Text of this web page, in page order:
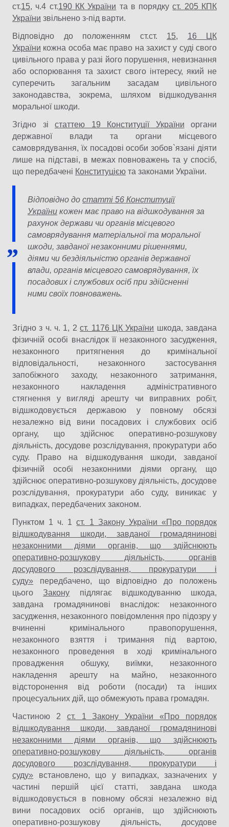
ст.15, ч.4 ст.190 КК України та в порядкуст. 205 КПК
України звільнено з-під варти.
Відповідно до положенням ст.ст. 15, 16 ЦК
України кожна особа має право на захист у суді свого
цивільного права у разі його порушення, невизнання
або оспорювання та захист свого інтересу, який не
суперечить загальним засадам цивільного
законодавства, зокрема, шляхом відшкодування
моральної шкоди.
Згідно зі статтею 19 Конституції України органи
державної влади та органи місцевого
самоврядування, їх посадові особи зобов`язані діяти
лише на підставі, в межах повноважень та у спосіб,
що передбачені Конституцією та законами України.
Відповідно до статті 56 Конституції
України кожен має право на відшкодування за
рахунок держави чи органів місцевого
самоврядування матеріальної та моральної
шкоди, завданої незаконними рішеннями,
діями чи бездіяльністю органів державної
влади, органів місцевого самоврядування, їх
посадових і службових осіб при здійсненні
ними своїх повноважень.
Згідно з ч. ч. 1, 2ст. 1176 ЦК України шкода, завдана
фізичній особі внаслідок її незаконного засудження,
незаконного притягнення до кримінальної
відповідальності, незаконного застосування
запобіжного заходу, незаконного затримання,
незаконного накладення адміністративного
стягнення у вигляді арешту чи виправних робіт,
відшкодовується державою у повному обсязі
незалежно від вини посадових і службових осіб
органу, що здійснює оперативно-розшукову
діяльність, досудове розслідування, прокуратури або
суду. Право на відшкодування шкоди, завданої
фізичній особі незаконними діями органу, що
здійснює оперативно-розшукову діяльність, досудове
розслідування, прокуратури або суду, виникає у
випадках, передбачених законом.
Пунктом 1 ч. 1ст. 1 Закону України «Про порядок
відшкодування шкоди, завданої громадянинові
незаконними діями органів, що здійснюють
оперативно-розшукову діяльність, органів
досудового розслідування, прокуратури і
суду» передбачено, що відповідно до положень
цього Закону підлягає відшкодуванню шкода,
завдана громадянинові внаслідок: незаконного
засудження, незаконного повідомлення про підозру у
вчиненні кримінального правопорушення,
незаконного взяття і тримання під вартою,
незаконного проведення в ході кримінального
провадження обшуку, виїмки, незаконного
накладення арешту на майно, незаконного
відсторонення від роботи (посади) та інших
процесуальних дій, що обмежують права громадян.
Частиною 2 ст. 1 Закону України «Про порядок
відшкодування шкоди, завданої громадянинові
незаконними діями органів, що здійснюють
оперативно-розшукову діяльність, органів
досудового розслідування, прокуратури і
суду» встановлено, що у випадках, зазначених у
частині першій цієї статті, завдана шкода
відшкодовується в повному обсязі незалежно від
вини посадових осіб органів, що здійснюють
оперативно-розшукову діяльність, досудове